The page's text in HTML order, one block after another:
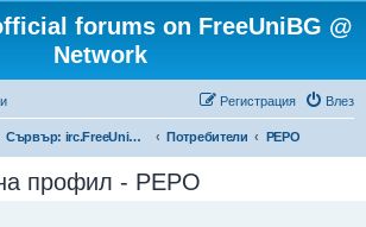
forums on FreeUniBG @
Network
Влез
Регистрация
Сървър: irc.FreeUniBG.eu Потребители PEPO
профил - PEPO